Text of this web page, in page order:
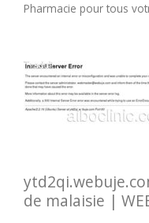
Pharmacie pour tous
de malaisie |